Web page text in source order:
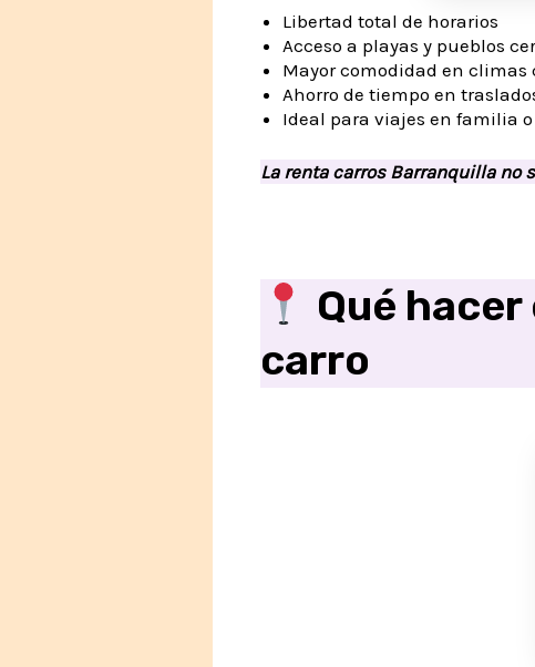
Libertad total de horarios
Acceso a playas y pueblos
Mayor comodidad en climas
Ahorro de tiempo en
Ideal para viajes en familia
La renta carros Barranquilla no
Qué
carro